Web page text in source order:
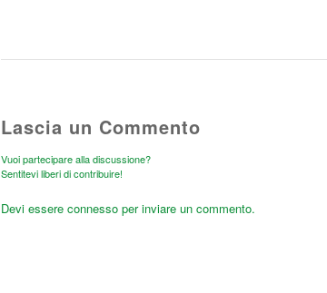
Lascia un Commento
Vuoi partecipare alla discussione?
Sentitevi liberi di contribuire!
Devi essere connessoper inviare un commento.